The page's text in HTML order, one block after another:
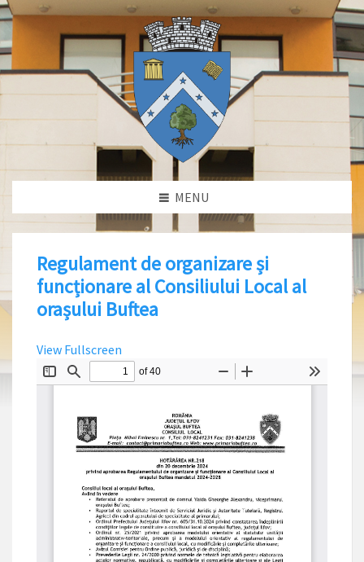
MENU
Regulament de organizare și
funcționare al Consiliului Local al
orașului Buftea
View Fullscreen